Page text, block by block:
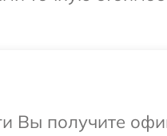
Вы получите